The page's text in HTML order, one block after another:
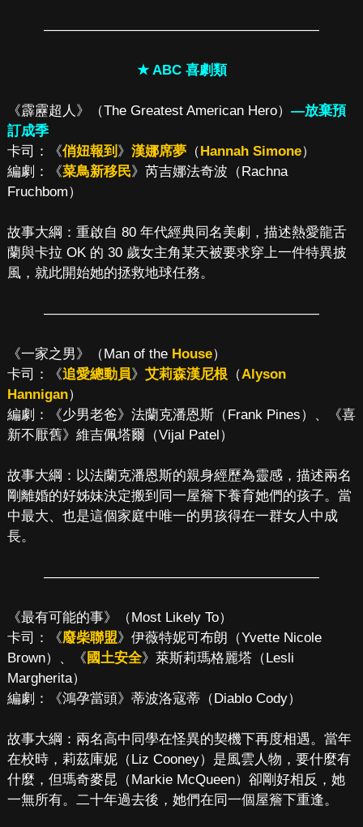
————————————————————
★ ABC 喜劇類
《霹靂超人》（The Greatest American Hero） —放棄預
訂成季
卡司：《俏妞報到 》 漢娜席夢（Hannah Simone）
編劇：《菜鳥新移民》芮吉娜法奇波（Rachna
Fruchbom）
故事大綱：重啟自 80 年代經典同名美劇，描述熱愛龍舌
蘭與卡拉 OK 的 30 歲女主角某天被要求穿上一件特異披
風，就此開始她的拯救地球任務。
————————————————————
《一家之男》（Man of the House）
卡司：《追愛總動員》 艾莉森漢尼根 （Alyson
Hannigan）
編劇：《少男老爸》法蘭克潘恩斯（Frank Pines）、《喜
新不厭舊》維吉佩塔爾（Vijal Patel）
故事大綱：以法蘭克潘恩斯的親身經歷為靈感，描述兩名
剛離婚的好姊妹決定搬到同一屋簷下養育她們的孩子。當
中最大、也是這個家庭中唯一的男孩得在一群女人中成
長。
————————————————————
《最有可能的事》（Most Likely To）
卡司：《廢柴聯盟》伊薇特妮可布朗（Yvette Nicole
Brown）、《 國土安全》萊斯莉瑪格麗塔（Lesli
Margherita）
編劇：《鴻孕當頭》蒂波洛寇蒂（Diablo Cody）
故事大綱：兩名高中同學在怪異的契機下再度相遇。當年
在校時，莉茲庫妮（Liz Cooney）是風雲人物，要什麼有
什麼，但瑪奇麥昆（Markie McQueen）卻剛好相反，她
一無所有。二十年過去後，她們在同一個屋簷下重逢。